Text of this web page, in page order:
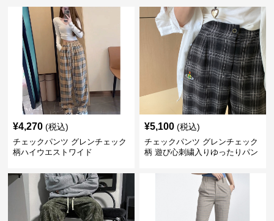
¥4,270 (税込)
チェックパンツ グレンチェック
柄ハイウエストワイド
¥5,100 (税込)
チェックパンツ グレンチェック
柄 遊び心刺繍入りゆったりパン